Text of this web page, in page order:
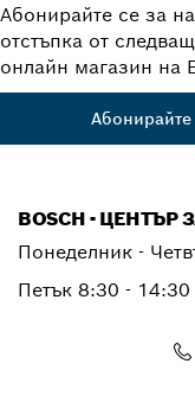
Абонирайте се за
отстъпка от
онлайн магазин на
Абонирайте
BOSCH -
Понеделник -
Петък 8:30 - 14:30